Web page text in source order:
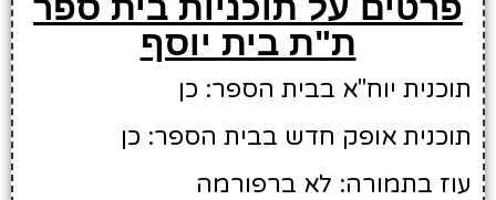
פרטים על תוכניות בית ספר
ת"ת בית יוסף
תוכנית יוח"א בבית הספר: כן
תוכנית אופק חדש בבית הספר: כן
עוז בתמורה: לא ברפורמה